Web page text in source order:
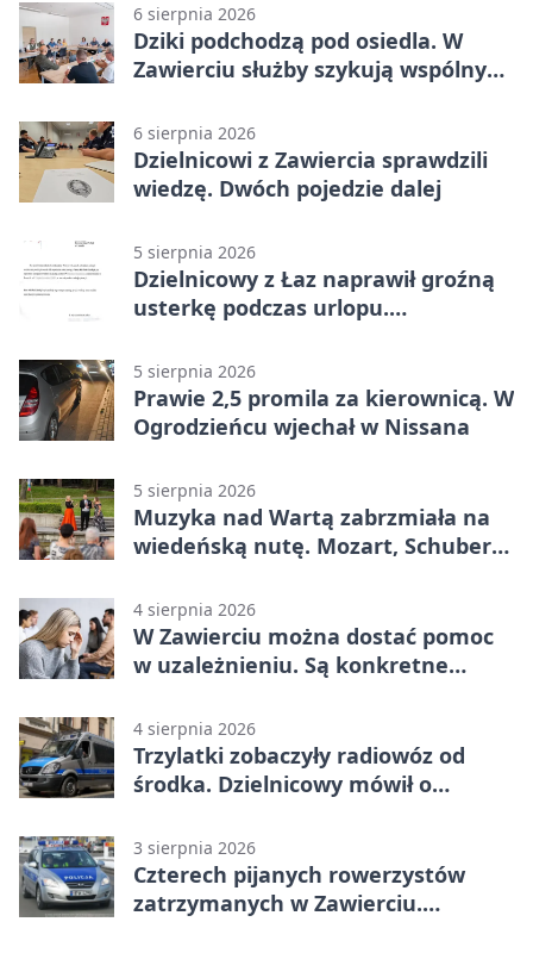
6 sierpnia 2026
Dziki podchodzą pod osiedla. W
Zawierciu służby szykują wspólny
6 sierpnia 2026
Dzielnicowi z Zawiercia sprawdzili
wiedzę. Dwóch pojedzie dalej
5 sierpnia 2026
Dzielnicowy z Łaz naprawił groźną
usterkę podczas urlopu.
5 sierpnia 2026
Prawie 2,5 promila za kierownicą. W
Ogrodzieńcu wjechał w Nissana
5 sierpnia 2026
Muzyka nad Wartą zabrzmiała na
wiedeńską nutę. Mozart, Schubert i
4 sierpnia 2026
W Zawierciu można dostać pomoc
w uzależnieniu. Są konkretne
4 sierpnia 2026
Trzylatki zobaczyły radiowóz od
środka. Dzielnicowy mówił o
3 sierpnia 2026
Czterech pijanych rowerzystów
zatrzymanych w Zawierciu.